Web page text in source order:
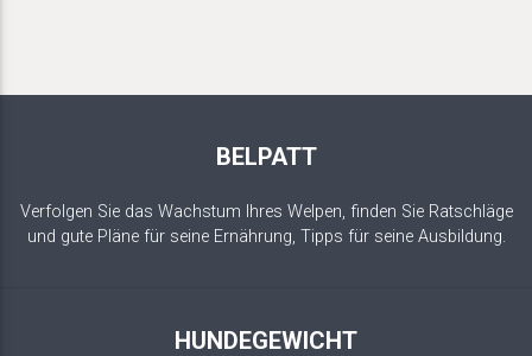
BELPATT
Verfolgen Sie das Wachstum Ihres Welpen, finden Sie Ratschläge
und gute Pläne für seine Ernährung, Tipps für seine Ausbildung.
HUNDEGEWICHT